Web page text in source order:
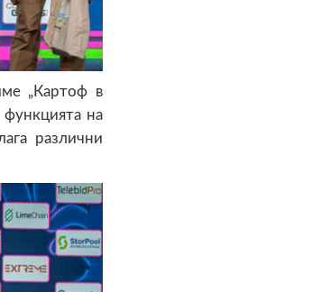
„Картоф в
на
различни